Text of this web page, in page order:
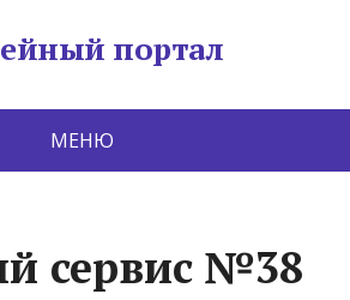
портал
МЕНЮ
сервис №38